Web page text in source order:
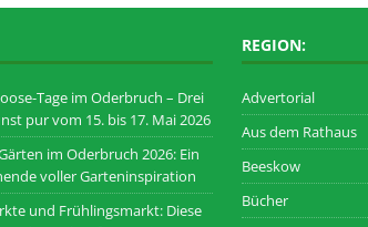
Tage im Oderbruch – Drei
pur vom 15. bis 17. Mai 2026
im Oderbruch 2026: Ein
voller Garteninspiration
und Frühlingsmarkt: Diese
REGION:
Advertorial
Aus dem Rathaus
Beeskow
Bücher